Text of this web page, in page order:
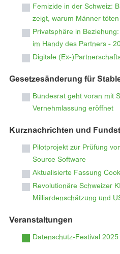
Femizide in der Schweiz:
zeigt, warum Männer töten
Privatsphäre in
im Handy des Partners -
Digitale (Ex-
Gesetzesänderung für
Bundesrat geht voran mit
Vernehmlassung eröffnet
Kurznachrichten und
Pilotprojekt zur Prüfung
Source Software
Aktualisierte Fassung
Revolutionäre Schweizer
Milliardenschätzung und
Veranstaltungen
Datenschutz-Festival